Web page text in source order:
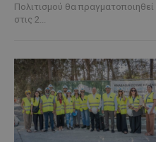
Πολιτισμού θα πραγματοποιηθεί
στις 2...